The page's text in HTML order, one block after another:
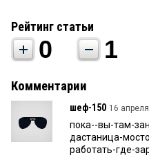
Рейтинг статьи
0 1
Комментарии
шеф-150 16
пока--вы-там-
дастаница-
работать-где-